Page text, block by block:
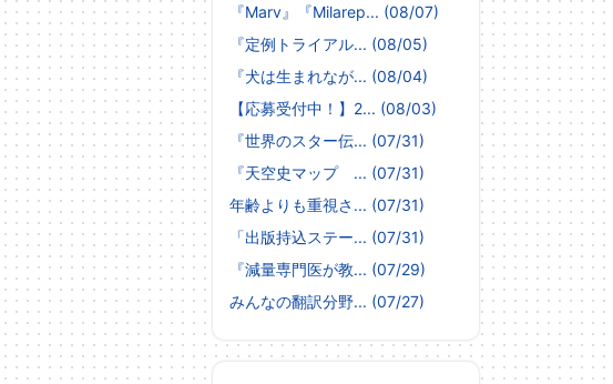
『Marv』『Milarep... (08/07)
『定例トライアル... (08/05)
『犬は生まれなが... (08/04)
【応募受付中！】2... (08/03)
『世界のスター伝... (07/31)
『天空史マップ ... (07/31)
年齢よりも重視さ... (07/31)
「出版持込ステー... (07/31)
『減量専門医が教... (07/29)
みんなの翻訳分野... (07/27)